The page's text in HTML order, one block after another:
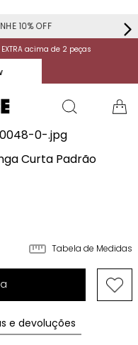
10% OFF
EXTRA acima de 2 peças
Curta Padrão
Tabela de Medidas
e devoluções